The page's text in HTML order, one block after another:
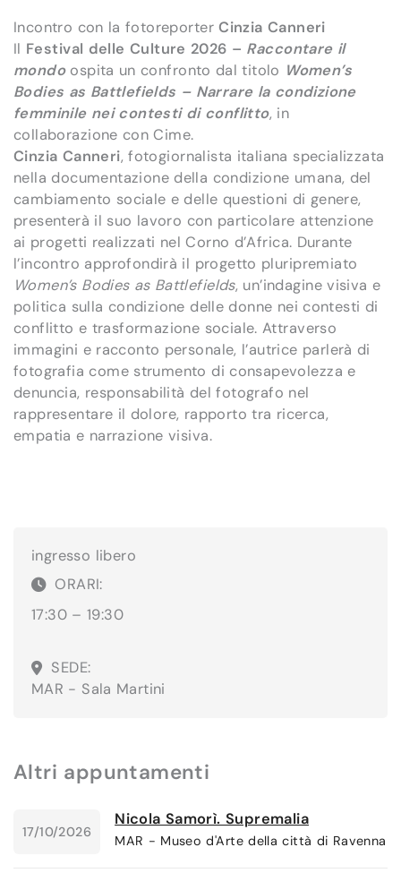
Incontro con la fotoreporterCinzia Canneri
Il Festival delle Culture 2026 – Raccontare il
mondoospita un confronto dal titolo Women’s
Bodies as Battlefields – Narrare la condizione
femminile nei contesti di conflitto, in
collaborazione con Cime.
Cinzia Canneri, fotogiornalista italiana specializzata
nella documentazione della condizione umana, del
cambiamento sociale e delle questioni di genere,
presenterà il suo lavoro con particolare attenzione
ai progetti realizzati nel Corno d’Africa. Durante
l’incontro approfondirà il progetto pluripremiato
Women’s Bodies as Battlefields, un’indagine visiva e
politica sulla condizione delle donne nei contesti di
conflitto e trasformazione sociale. Attraverso
immagini e racconto personale, l’autrice parlerà di
fotografia come strumento di consapevolezza e
denuncia, responsabilità del fotografo nel
rappresentare il dolore, rapporto tra ricerca,
empatia e narrazione visiva.
ingresso libero
ORARI:
17:30 – 19:30
SEDE:
MAR - Sala Martini
Altri appuntamenti
17/10/2026
Nicola Samorì. Supremalia
MAR - Museo d'Arte della città di Ravenna